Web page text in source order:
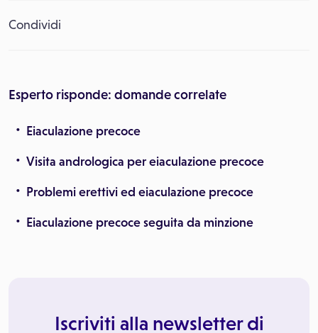
Condividi
Esperto risponde: domande correlate
Eiaculazione precoce
Visita andrologica per eiaculazione precoce
Problemi erettivi ed eiaculazione precoce
Eiaculazione precoce seguita da minzione
Iscriviti alla newsletter di